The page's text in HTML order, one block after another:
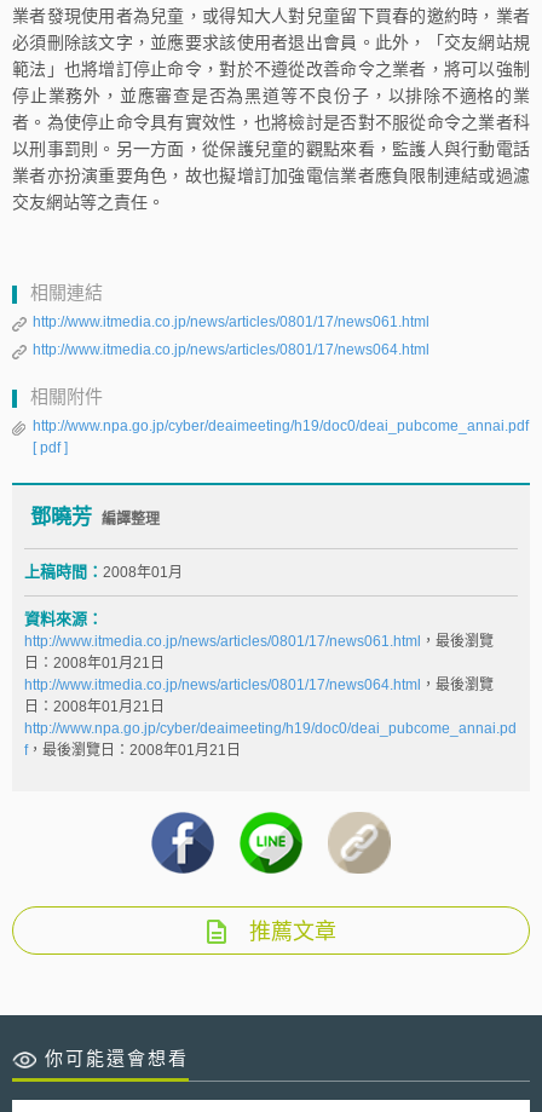
業者發現使用者為兒童，或得知大人對兒童留下買春的邀約時，業者
必須刪除該文字，並應要求該使用者退出會員。此外，「交友網站規
範法」也將增訂停止命令，對於不遵從改善命令之業者，將可以強制
停止業務外，並應審查是否為黑道等不良份子，以排除不適格的業
者。為使停止命令具有實效性，也將檢討是否對不服從命令之業者科
以刑事罰則。另一方面，從保護兒童的觀點來看，監護人與行動電話
業者亦扮演重要角色，故也擬增訂加強電信業者應負限制連結或過濾
交友網站等之責任。
相關連結
http://www.itmedia.co.jp/news/articles/0801/17/news061.html
http://www.itmedia.co.jp/news/articles/0801/17/news064.html
相關附件
http://www.npa.go.jp/cyber/deaimeeting/h19/doc0/deai_pubcome_annai.pdf
[ pdf ]
鄧曉芳 編譯整理
上稿時間： 2008年01月
資料來源：
http://www.itmedia.co.jp/news/articles/0801/17/news061.html ，最後瀏覽
日：2008年01月21日
http://www.itmedia.co.jp/news/articles/0801/17/news064.html ，最後瀏覽
日：2008年01月21日
http://www.npa.go.jp/cyber/deaimeeting/h19/doc0/deai_pubcome_annai.pd
f，最後瀏覽日：2008年01月21日
推薦文章
你可能還會想看